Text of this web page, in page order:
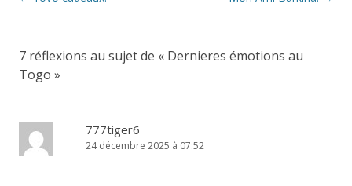
7 réflexions au sujet de « Dernieres émotions au
Togo »
777tiger6
24 décembre 2025 à 07:52